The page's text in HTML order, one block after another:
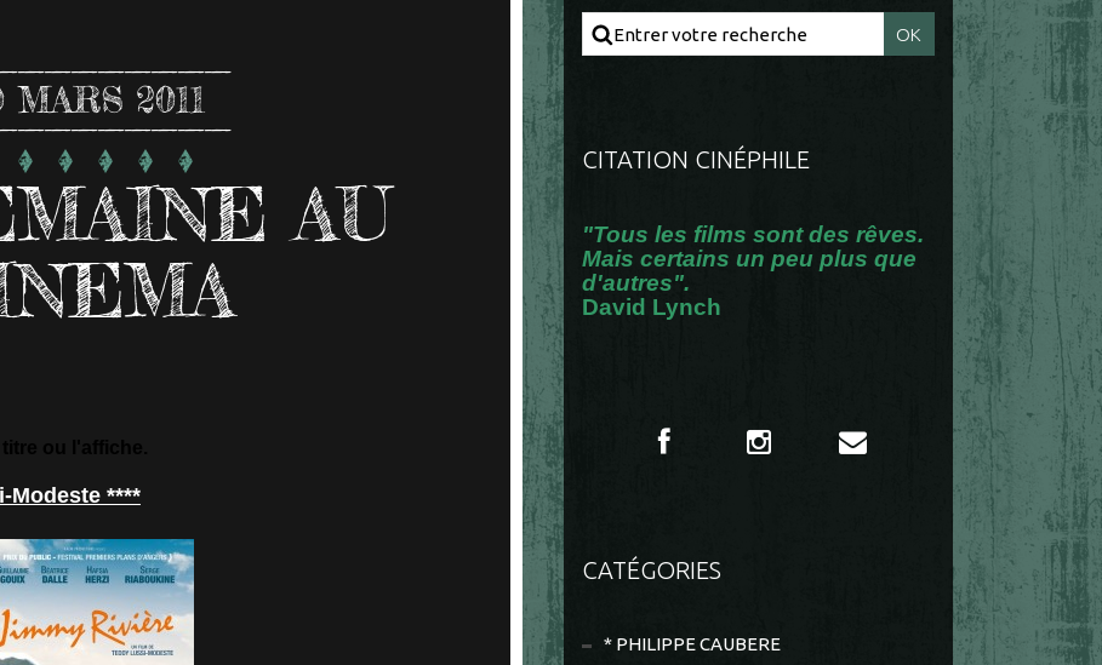
MARS 2011
AU
Modeste ****
CITATION CINÉPHILE
"Tous les films sont des rêves.
Mais certains un peu plus que
d'autres".
David Lynch
CATÉGORIES
* PHILIPPE CAUBERE